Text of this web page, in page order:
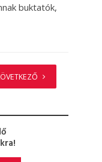
buktatók,